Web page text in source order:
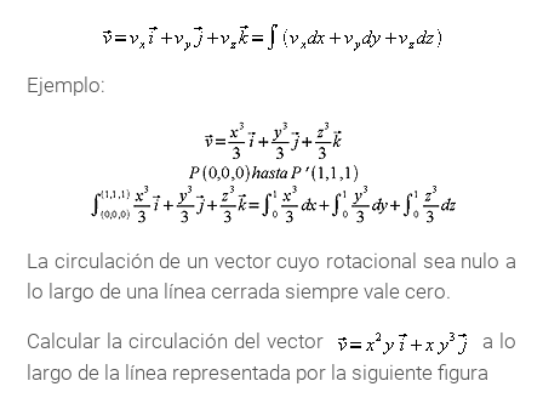
Ejemplo:
La circulación de un vector cuyo rotacional sea nulo a
lo largo de una línea cerrada siempre vale cero.
Calcular la circulación del vector
a lo
largo de la línea representada por la siguiente figura